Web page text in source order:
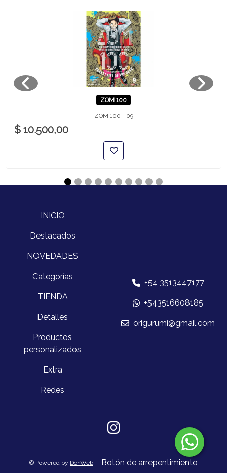
ZOM 100
ZOM 100 - 09
$ 10.500,00
INICIO
Destacados
NOVEDADES
Categorías
TIENDA
Detalles
Productos
personalizados
Extra
Redes
+54 3513447177
+543516608185
origurumi@gmail.com
© Powered by DonWeb Botón de arrepentimiento